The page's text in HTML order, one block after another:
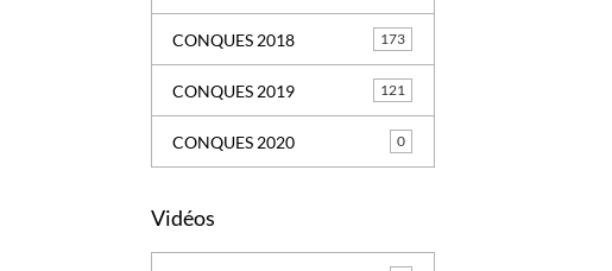
CONQUES 2018 173
CONQUES 2019 121
CONQUES 2020 0
Vidéos